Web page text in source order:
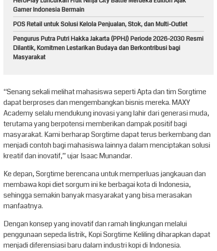
Gamer Indonesia Bermain
POS Retail untuk Solusi Kelola Penjualan, Stok, dan Multi-Outlet
Pengurus Putra Putri Hakka Jakarta (PPHJ) Periode 2026-2030 Resmi
Dilantik, Komitmen Lestarikan Budaya dan Berkontribusi bagi
Masyarakat
“Senang sekali melihat mahasiswa seperti Apta dan tim Sorgtime
dapat berproses dan mengembangkan bisnis mereka. MAXY
Academy selalu mendukung inovasi yang lahir dari generasi muda,
terutama yang berpotensi memberikan dampak positif bagi
masyarakat. Kami berharap Sorgtime dapat terus berkembang dan
menjadi contoh bagi mahasiswa lainnya dalam menciptakan solusi
kreatif dan inovatif,” ujar Isaac Munandar.
Ke depan, Sorgtime berencana untuk memperluas jangkauan dan
membawa kopi diet sorgum ini ke berbagai kota di Indonesia,
sehingga semakin banyak masyarakat yang bisa merasakan
manfaatnya.
Dengan konsep yang inovatif dan ramah lingkungan melalui
penggunaan sepeda listrik, Kopi Sorgtime Keliling diharapkan dapat
menjadi diferensiasi baru dalam industri kopi di Indonesia.